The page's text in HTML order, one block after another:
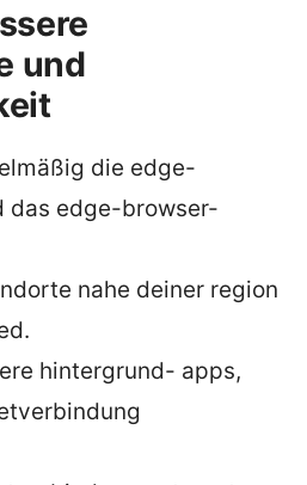
und
die edge-
das edge-browser-
nahe deiner region
hintergrund- apps,